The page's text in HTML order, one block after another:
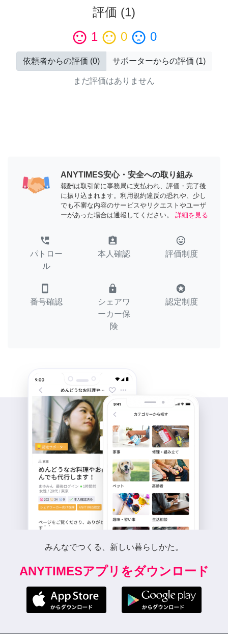
評価 (1)
sentiment_satisfied 1 sentiment_neutral 0 sentiment_dissatisfied 0
依頼者からの評価 (0) サポーターからの評価 (1)
まだ評価はありません
ANYTIMES安心・安全への取り組み
報酬は取引前に事務局に支払われ、評価・完了後
に振り込まれます。利用規約違反の恐れや、少し
でも不審な内容のサービスやリクエストやユーザ
ーがあった場合は通報してください。
詳細を見る
perm_phone_msg
パトロー
ル
assignment_ind
本人確認
tag_faces
評価制度
smartphone
番号確認
lock
シェアワ
ーカー保
険
stars
認定制度
みんなでつくる、新しい暮らしかた。
ANYTIMESアプリをダウンロード